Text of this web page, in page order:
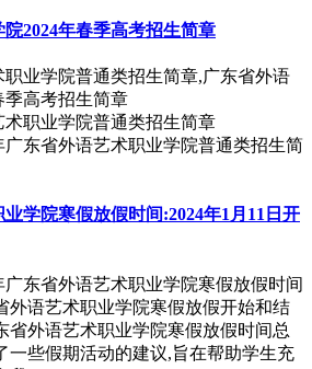
2024年春季高考招生简章
职业学院普通类招生简章,广东省外语
季高考招生简章
广东省外语艺术职业学院普通类招生简
学院寒假放假时间:2024年1月11日开
广东省外语艺术职业学院寒假放假时间
外语艺术职业学院寒假放假开始和结
省外语艺术职业学院寒假放假时间总
一些假期活动的建议,旨在帮助学生充